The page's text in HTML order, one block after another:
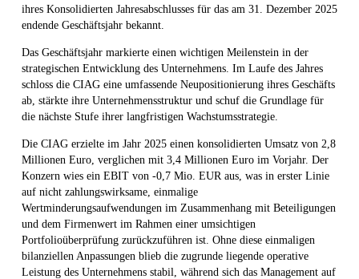
ihres Konsolidierten Jahresabschlusses für das am 31. Dezember 2025
endende Geschäftsjahr bekannt.
Das Geschäftsjahr markierte einen wichtigen Meilenstein in der
strategischen Entwicklung des Unternehmens. Im Laufe des Jahres
schloss die CIAG eine umfassende Neupositionierung ihres Geschäfts
ab, stärkte ihre Unternehmensstruktur und schuf die Grundlage für
die nächste Stufe ihrer langfristigen Wachstumsstrategie.
Die CIAG erzielte im Jahr 2025 einen konsolidierten Umsatz von 2,8
Millionen Euro, verglichen mit 3,4 Millionen Euro im Vorjahr. Der
Konzern wies ein EBIT von -0,7 Mio. EUR aus, was in erster Linie
auf nicht zahlungswirksame, einmalige
Wertminderungsaufwendungen im Zusammenhang mit Beteiligungen
und dem Firmenwert im Rahmen einer umsichtigen
Portfolioüberprüfung zurückzuführen ist. Ohne diese einmaligen
bilanziellen Anpassungen blieb die zugrunde liegende operative
Leistung des Unternehmens stabil, während sich das Management auf